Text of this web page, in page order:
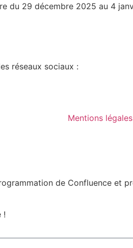
du 29 décembre 2025 au 4
réseaux sociaux :
Mentions légales
de Confluence et
!